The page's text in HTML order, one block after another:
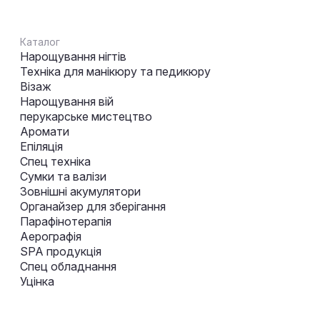
Каталог
Нарощування нігтів
Техніка для манікюру та педикюру
Візаж
Нарощування вій
перукарське мистецтво
Аромати
Епіляція
Спец техніка
Сумки та валізи
Зовнішні акумулятори
Органайзер для зберігання
Парафінотерапія
Аерографія
SPA продукція
Спец обладнання
Уцінка